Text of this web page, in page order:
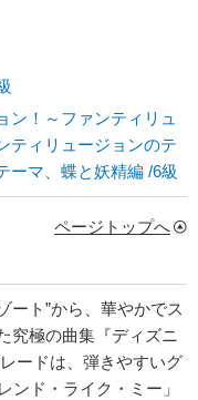
ン！～ファンティリュ
ティリュージョンのテ
ーマ、蝶と妖精編 /6級
ページトップへ
ート”から、華やかでス
究極の曲集『ディズニ
ードは、弾きやすいグ
ンド・ライク・ミー」